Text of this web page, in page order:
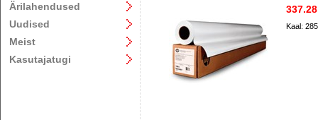
Ärilahendused
Uudised
Meist
Kasutajatugi
Kaal: